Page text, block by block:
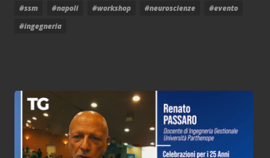
#ssm #napoli #workshop #neuroscienze
#evento
#ingegneria